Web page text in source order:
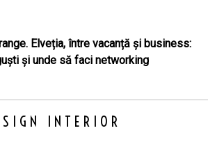
Elveția, între vacanță și business:
și unde să faci networking
INTERIOR